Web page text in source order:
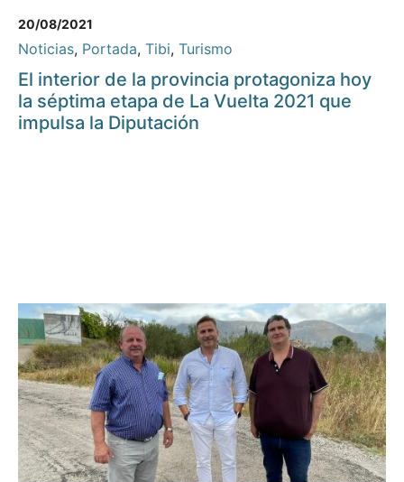
20/08/2021
Noticias, Portada, Tibi, Turismo
El interior de la provincia protagoniza hoy
la séptima etapa de La Vuelta 2021 que
impulsa la Diputación